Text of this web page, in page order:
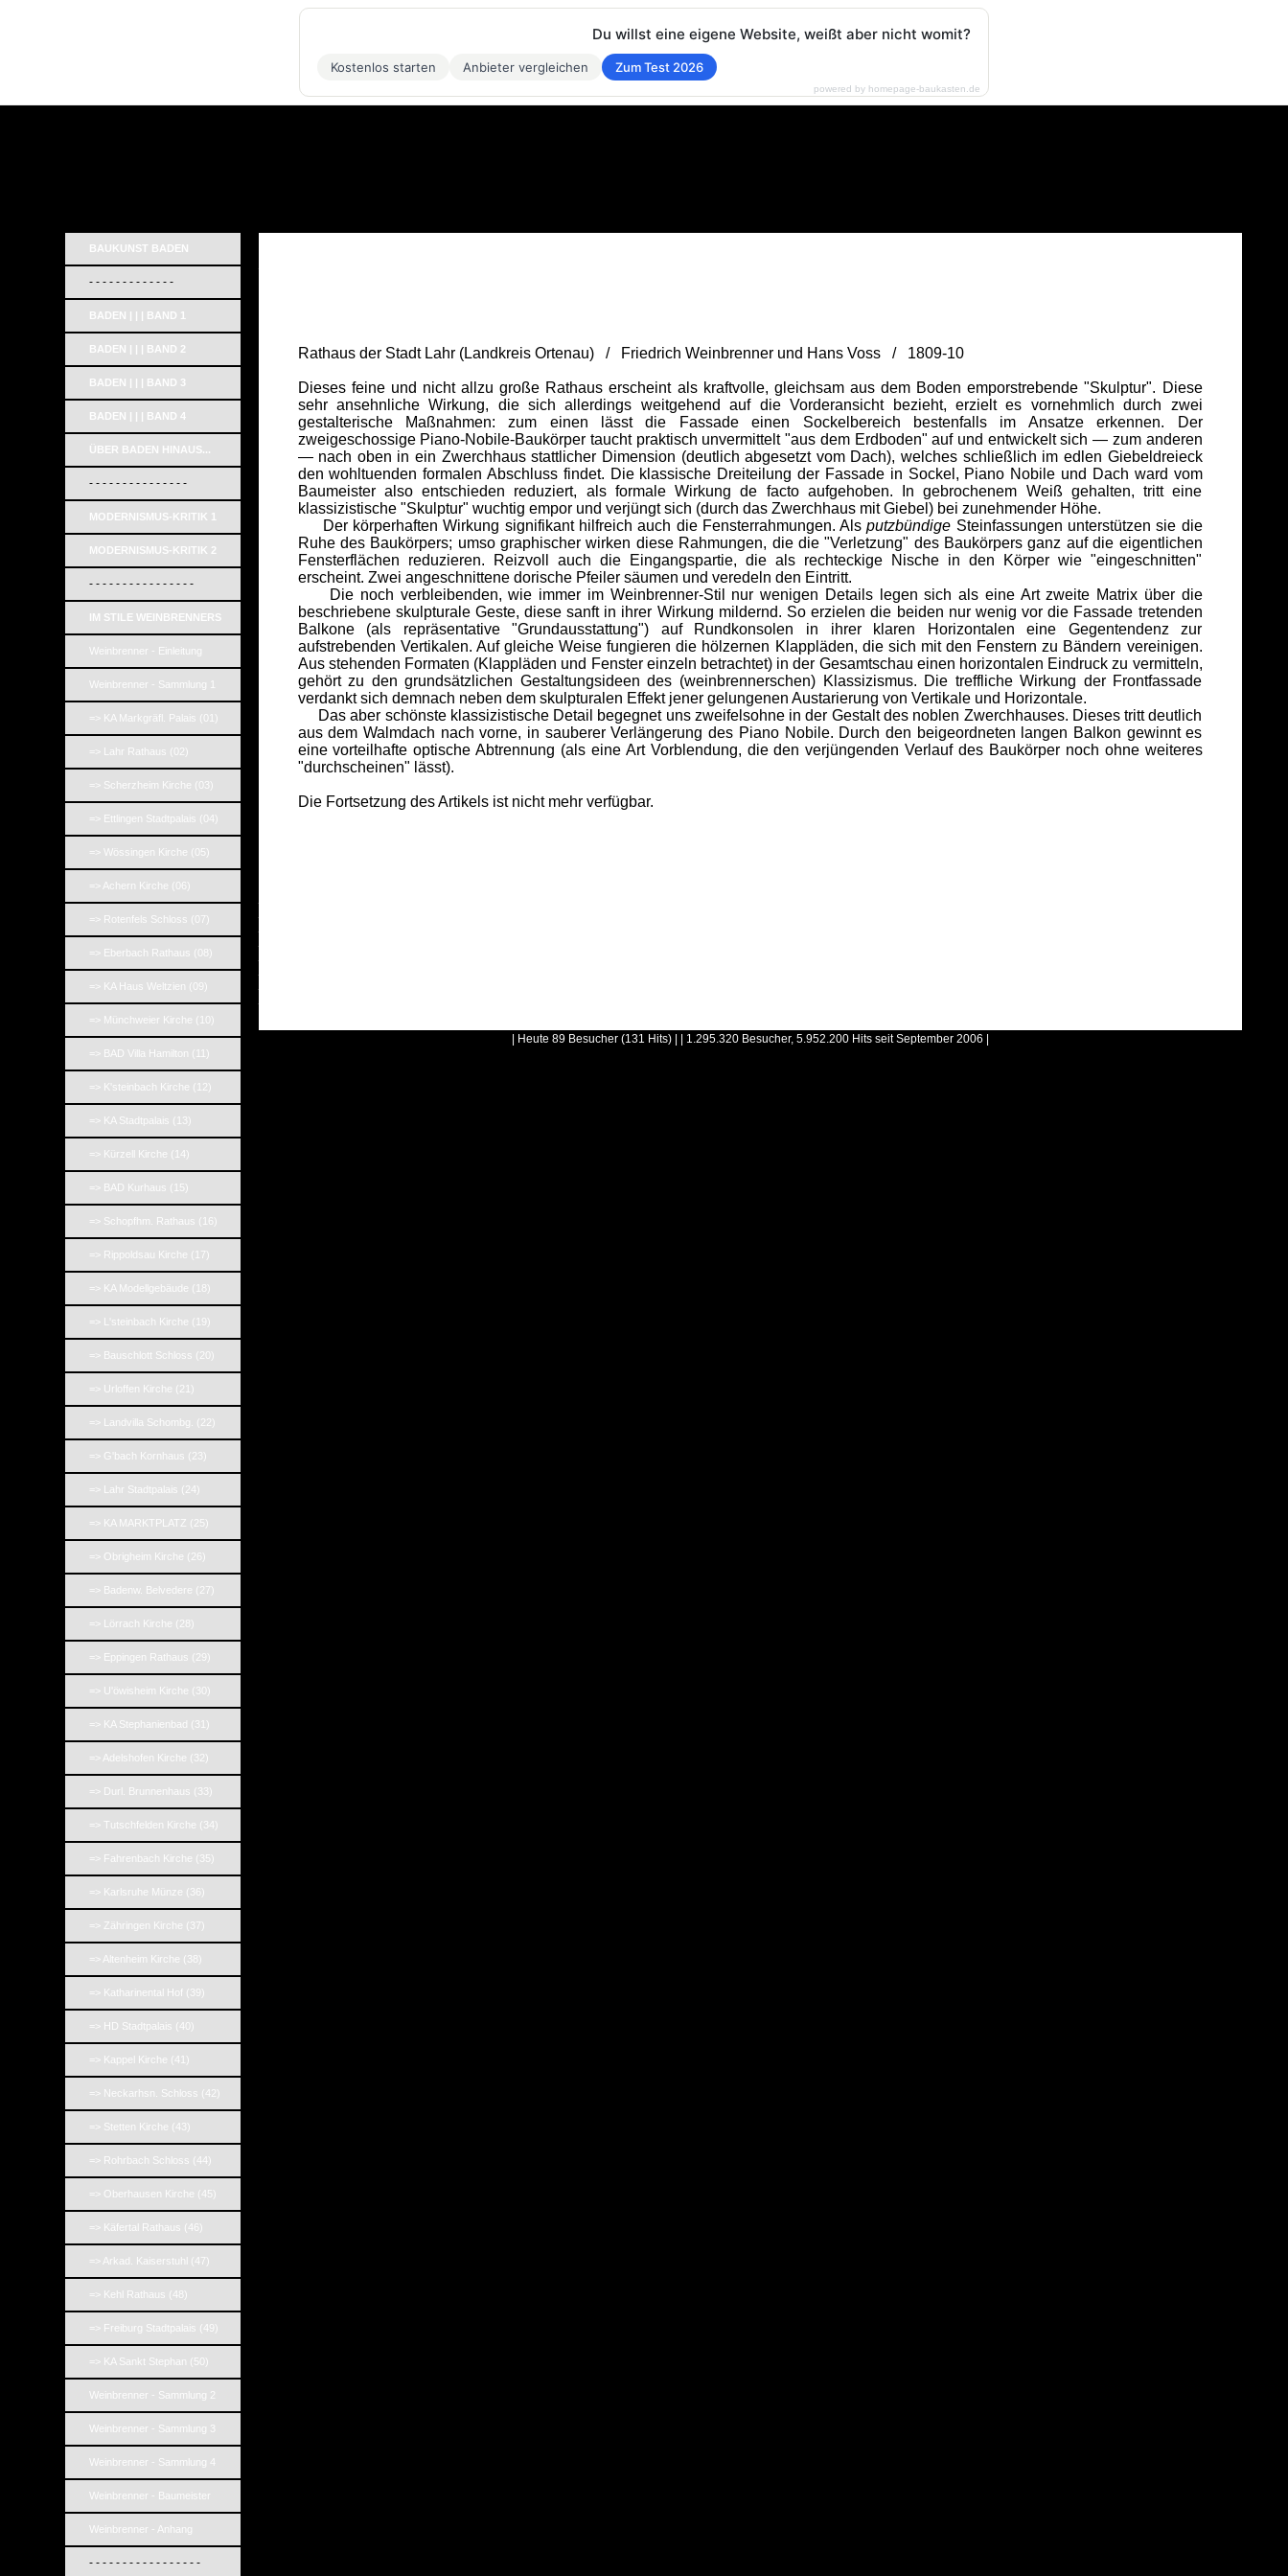
BAUKUNST BADEN
- - - - - - - - - - - - -
BADEN | | | BAND 1
BADEN | | | BAND 2
BADEN | | | BAND 3
BADEN | | | BAND 4
ÜBER BADEN HINAUS...
- - - - - - - - - - - - - - -
MODERNISMUS-KRITIK 1
MODERNISMUS-KRITIK 2
- - - - - - - - - - - - - - - -
IM STILE WEINBRENNERS
Weinbrenner - Einleitung
Weinbrenner - Sammlung 1
=> KA Markgräfl. Palais (01)
=> Lahr Rathaus (02)
=> Scherzheim Kirche (03)
=> Ettlingen Stadtpalais (04)
=> Wössingen Kirche (05)
=> Achern Kirche (06)
=> Rotenfels Schloss (07)
=> Eberbach Rathaus (08)
=> KA Haus Weltzien (09)
=> Münchweier Kirche (10)
=> BAD Villa Hamilton (11)
=> K'steinbach Kirche (12)
=> KA Stadtpalais (13)
=> Kürzell Kirche (14)
=> BAD Kurhaus (15)
=> Schopfhm. Rathaus (16)
=> Rippoldsau Kirche (17)
=> KA Modellgebäude (18)
=> L'steinbach Kirche (19)
=> Bauschlott Schloss (20)
=> Urloffen Kirche (21)
=> Landvilla Schombg. (22)
=> G'bach Kornhaus (23)
=> Lahr Stadtpalais (24)
=> KA MARKTPLATZ (25)
=> Obrigheim Kirche (26)
=> Badenw. Belvedere (27)
=> Lörrach Kirche (28)
=> Eppingen Rathaus (29)
=> U'öwisheim Kirche (30)
=> KA Stephanienbad (31)
=> Adelshofen Kirche (32)
=> Durl. Brunnenhaus (33)
=> Tutschfelden Kirche (34)
=> Fahrenbach Kirche (35)
=> Karlsruhe Münze (36)
=> Zähringen Kirche (37)
=> Altenheim Kirche (38)
=> Katharinental Hof (39)
=> HD Stadtpalais (40)
=> Kappel Kirche (41)
=> Neckarhsn. Schloss (42)
=> Stetten Kirche (43)
=> Rohrbach Schloss (44)
=> Oberhausen Kirche (45)
=> Käfertal Rathaus (46)
=> Arkad. Kaiserstuhl (47)
=> Kehl Rathaus (48)
=> Freiburg Stadtpalais (49)
=> KA Sankt Stephan (50)
Weinbrenner - Sammlung 2
Weinbrenner - Sammlung 3
Weinbrenner - Sammlung 4
Weinbrenner - Baumeister
Weinbrenner - Anhang
- - - - - - - - - - - - - - - - -
Rathaus der Stadt Lahr (Landkreis Ortenau) / Friedrich Weinbrenner und Hans Voss / 1809-10
Dieses feine und nicht allzu große Rathaus erscheint als kraftvolle, gleichsam aus dem Boden emporstrebende "Skulptur". Diese
sehr ansehnliche Wirkung, die sich allerdings weitgehend auf die Vorderansicht bezieht, erzielt es vornehmlich durch zwei
gestalterische Maßnahmen: zum einen lässt die Fassade einen Sockelbereich bestenfalls im Ansatze erkennen. Der
zweigeschossige Piano-Nobile-Baukörper taucht praktisch unvermittelt "aus dem Erdboden" auf und entwickelt sich — zum anderen
— nach oben in ein Zwerchhaus stattlicher Dimension (deutlich abgesetzt vom Dach), welches schließlich im edlen Giebeldreieck
den wohltuenden formalen Abschluss findet. Die klassische Dreiteilung der Fassade in Sockel, Piano Nobile und Dach ward vom
Baumeister also entschieden reduziert, als formale Wirkung de facto aufgehoben. In gebrochenem Weiß gehalten, tritt eine
klassizistische "Skulptur" wuchtig empor und verjüngt sich (durch das Zwerchhaus mit Giebel) bei zunehmender Höhe.
Der körperhaften Wirkung signifikant hilfreich auch die Fensterrahmungen. Alsputzbündige Steinfassungen unterstützen sie die
Ruhe des Baukörpers; umso graphischer wirken diese Rahmungen, die die "Verletzung" des Baukörpers ganz auf die eigentlichen
Fensterflächen reduzieren. Reizvoll auch die Eingangspartie, die als rechteckige Nische in den Körper wie "eingeschnitten"
erscheint. Zwei angeschnittene dorische Pfeiler säumen und veredeln den Eintritt.
Die noch verbleibenden, wie immer im Weinbrenner-Stil nur wenigen Details legen sich als eine Art zweite Matrix über die
beschriebene skulpturale Geste, diese sanft in ihrer Wirkung mildernd. So erzielen die beiden nur wenig vor die Fassade tretenden
Balkone (als repräsentative "Grundausstattung") auf Rundkonsolen in ihrer klaren Horizontalen eine Gegentendenz zur
aufstrebenden Vertikalen. Auf gleiche Weise fungieren die hölzernen Klappläden, die sich mit den Fenstern zu Bändern vereinigen.
Aus stehenden Formaten (Klappläden und Fenster einzeln betrachtet) in der Gesamtschau einen horizontalen Eindruck zu vermitteln,
gehört zu den grundsätzlichen Gestaltungsideen des (weinbrennerschen) Klassizismus. Die treffliche Wirkung der Frontfassade
verdankt sich demnach neben dem skulpturalen Effekt jener gelungenen Austarierung von Vertikale und Horizontale.
Das aber schönste klassizistische Detail begegnet uns zweifelsohne in der Gestalt des noblen Zwerchhauses. Dieses tritt deutlich
aus dem Walmdach nach vorne, in sauberer Verlängerung des Piano Nobile. Durch den beigeordneten langen Balkon gewinnt es
eine vorteilhafte optische Abtrennung (als eine Art Vorblendung, die den verjüngenden Verlauf des Baukörper noch ohne weiteres
"durchscheinen" lässt).
Die Fortsetzung des Artikels ist nicht mehr verfügbar.
| Heute 89 Besucher (131 Hits) | | 1.295.320 Besucher, 5.952.200 Hits seit September 2006 |
Du willst eine eigene Website, weißt aber nicht womit?
Kostenlos starten Anbieter vergleichen Zum Test 2026
powered by homepage-baukasten.de